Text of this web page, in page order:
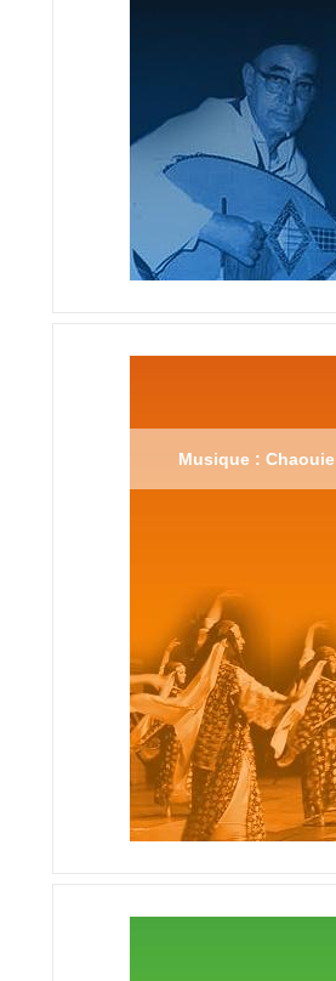
Musique : Chaouie